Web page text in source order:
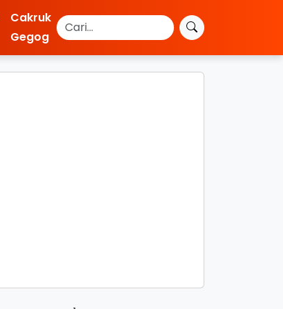
Cakruk
Gegog